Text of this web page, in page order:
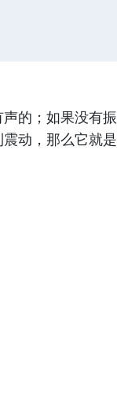
的；如果没有
动，那么它就